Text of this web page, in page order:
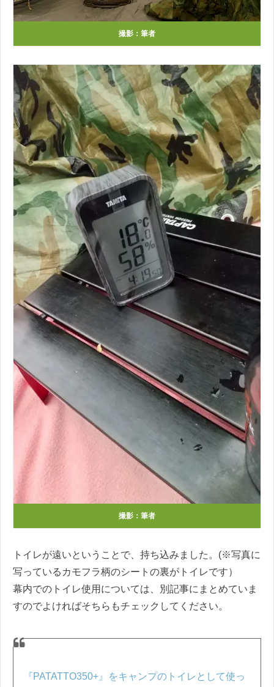
撮影：筆者
撮影：筆者
トイレが遠いということで、持ち込みました。(※写真に
写っているカモフラ柄のシートの裏がトイレです）
幕内でのトイレ使用については、別記事にまとめていま
すのでよければそちらもチェックしてください。
『PATATTO350+』をキャンプのトイレとして使っ